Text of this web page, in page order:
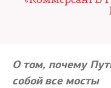
О том, почему
собой все мосты